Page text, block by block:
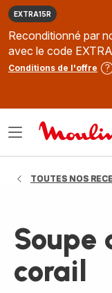
EXTRA15R
Reconditionné par
avec le code
Conditions de l'offre
Ouvrir
TOUTES NOS
Soupe
corail